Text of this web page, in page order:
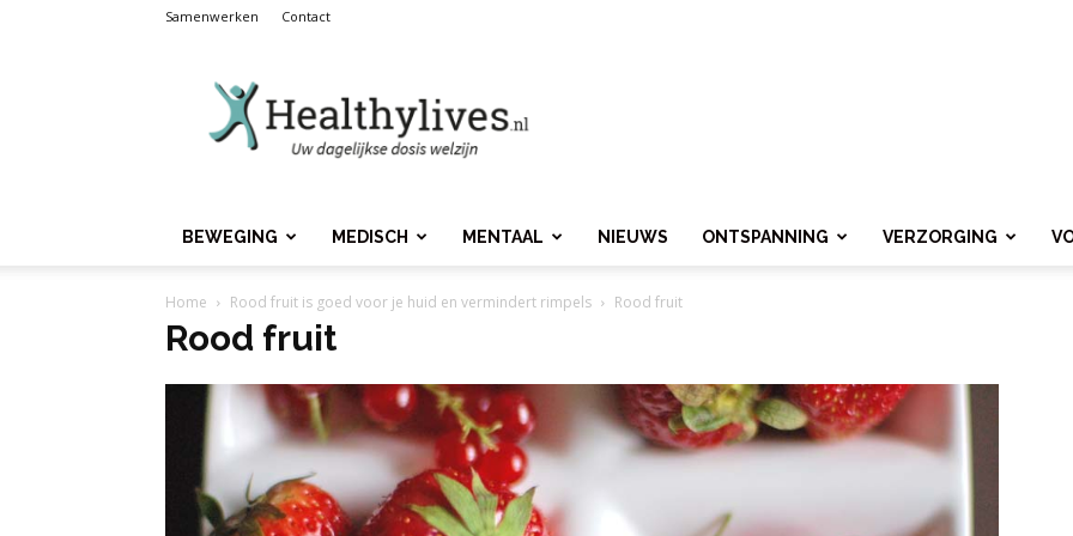
Samenwerken Contact
BEWEGING MEDISCH MENTAAL NIEUWS ONTSPANNING VERZORGING
Home Rood fruit is goed voor je huid en vermindert rimpels Rood fruit
Rood fruit